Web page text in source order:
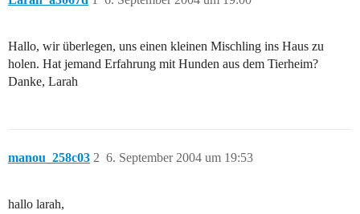
Hallo, wir überlegen, uns einen kleinen Mischling ins Haus zu
holen. Hat jemand Erfahrung mit Hunden aus dem Tierheim?
Danke, Larah
manou_258c03 6. September 2004 um 19:53
2
hallo larah,